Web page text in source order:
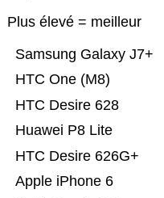
Plus élevé = meilleur
Apple iPhone 6
HTC Desire 626G+
Huawei P8 Lite
HTC Desire 628
HTC One (M8)
Samsung Galaxy J7+